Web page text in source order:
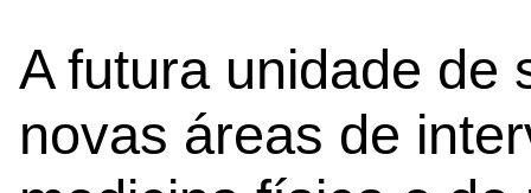
A futura unidade de
novas áreas de